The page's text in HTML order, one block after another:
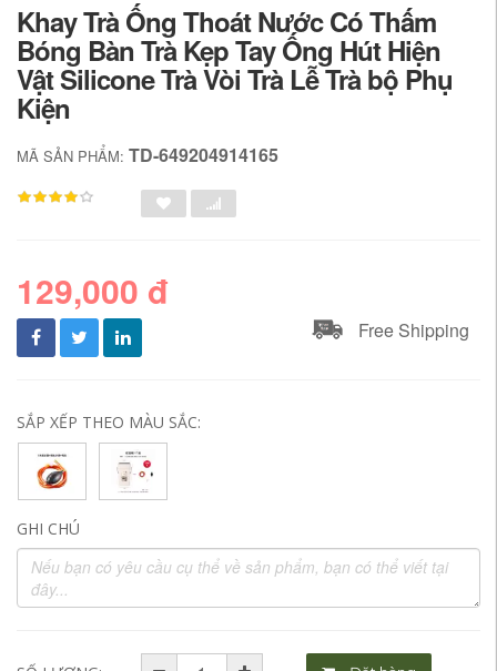
Khay Trà Ống Thoát Nước Có Thấm
Bóng Bàn Trà Kẹp Tay Ống Hút Hiện
Vật Silicone Trà Vòi Trà Lễ Trà bộ Phụ
Kiện
MÃ SẢN PHẨM: TD-649204914165
129,000 đ
Free Shipping
SẮP XẾP THEO MÀU SẮC:
GHI CHÚ